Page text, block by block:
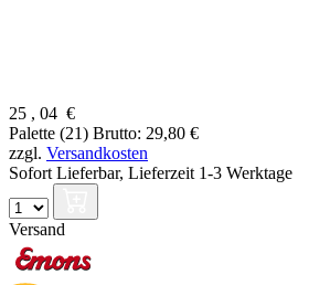
25 , 04 €
Palette (21) Brutto: 29,80 €
zzgl. Versandkosten
Sofort Lieferbar, Lieferzeit 1-3 Werktage
Versand